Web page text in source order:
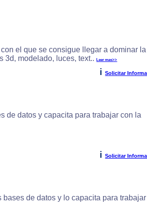
el que se consigue llegar a dominar la
3d, modelado, luces, text..Leer mas>>
i Solicitar
de datos y capacita para trabajar con la
i Solicitar
de datos y lo capacita para trabajar